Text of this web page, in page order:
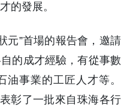
的發展。
元”首場的報告會，邀請
的成才經驗，有從事數
事業的工匠人才等。
彰了一批來自珠海各行